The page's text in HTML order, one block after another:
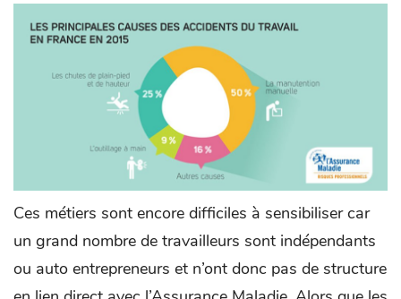
Ces métiers sont encore difficiles à sensibiliser car
un grand nombre de travailleurs sont indépendants
ou auto entrepreneurs et n’ont donc pas de structure